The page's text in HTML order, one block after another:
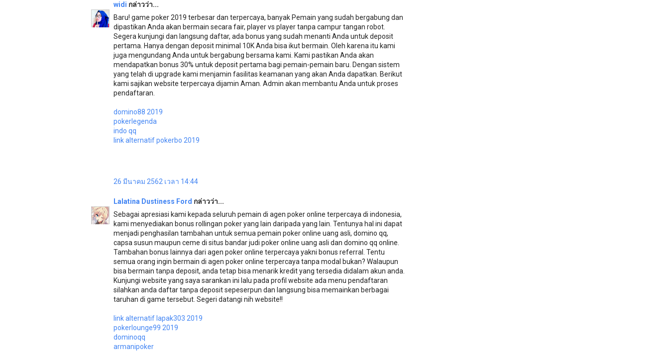
widi กล่าวว่า...
Baru! game poker 2019 terbesar dan terpercaya, banyak Pemain yang sudah bergabung dan
dipastikan Anda akan bermain secara fair, player vs player tanpa campur tangan robot.
Segera kunjungi dan langsung daftar, ada bonus yang sudah menanti Anda untuk deposit
pertama. Hanya dengan deposit minimal 10K Anda bisa ikut bermain. Oleh karena itu kami
juga mengundang Anda untuk bergabung bersama kami. Kami pastikan Anda akan
mendapatkan bonus 30% untuk deposit pertama bagi pemain-pemain baru. Dengan sistem
yang telah di upgrade kami menjamin fasilitas keamanan yang akan Anda dapatkan. Berikut
kami sajikan website terpercaya dijamin Aman. Admin akan membantu Anda untuk proses
pendaftaran.
domino88 2019
pokerlegenda
indo qq
link alternatif pokerbo 2019
26 มีนาคม 2562 เวลา 14:44
Lalatina Dustiness Ford กล่าวว่า...
Sebagai apresiasi kami kepada seluruh pemain di agen poker online terpercaya di indonesia,
kami menyediakan bonus rollingan poker yang lain daripada yang lain. Tentunya hal ini dapat
menjadi penghasilan tambahan untuk semua pemain poker online uang asli, domino qq,
capsa susun maupun ceme di situs bandar judi poker online uang asli dan domino qq online.
Tambahan bonus lainnya dari agen poker online terpercaya yakni bonus referral. Tentu
semua orang ingin bermain di agen poker online terpercaya tanpa modal bukan? Walaupun
bisa bermain tanpa deposit, anda tetap bisa menarik kredit yang tersedia didalam akun anda.
Kunjungi website yang saya sarankan ini lalu pada profil website ada menu pendaftaran
silahkan anda daftar tanpa deposit sepeserpun dan langsung bisa memainkan berbagai
taruhan di game tersebut. Segeri datangi nih website!!
link alternatif lapak303 2019
pokerlounge99 2019
dominoqq
armanipoker